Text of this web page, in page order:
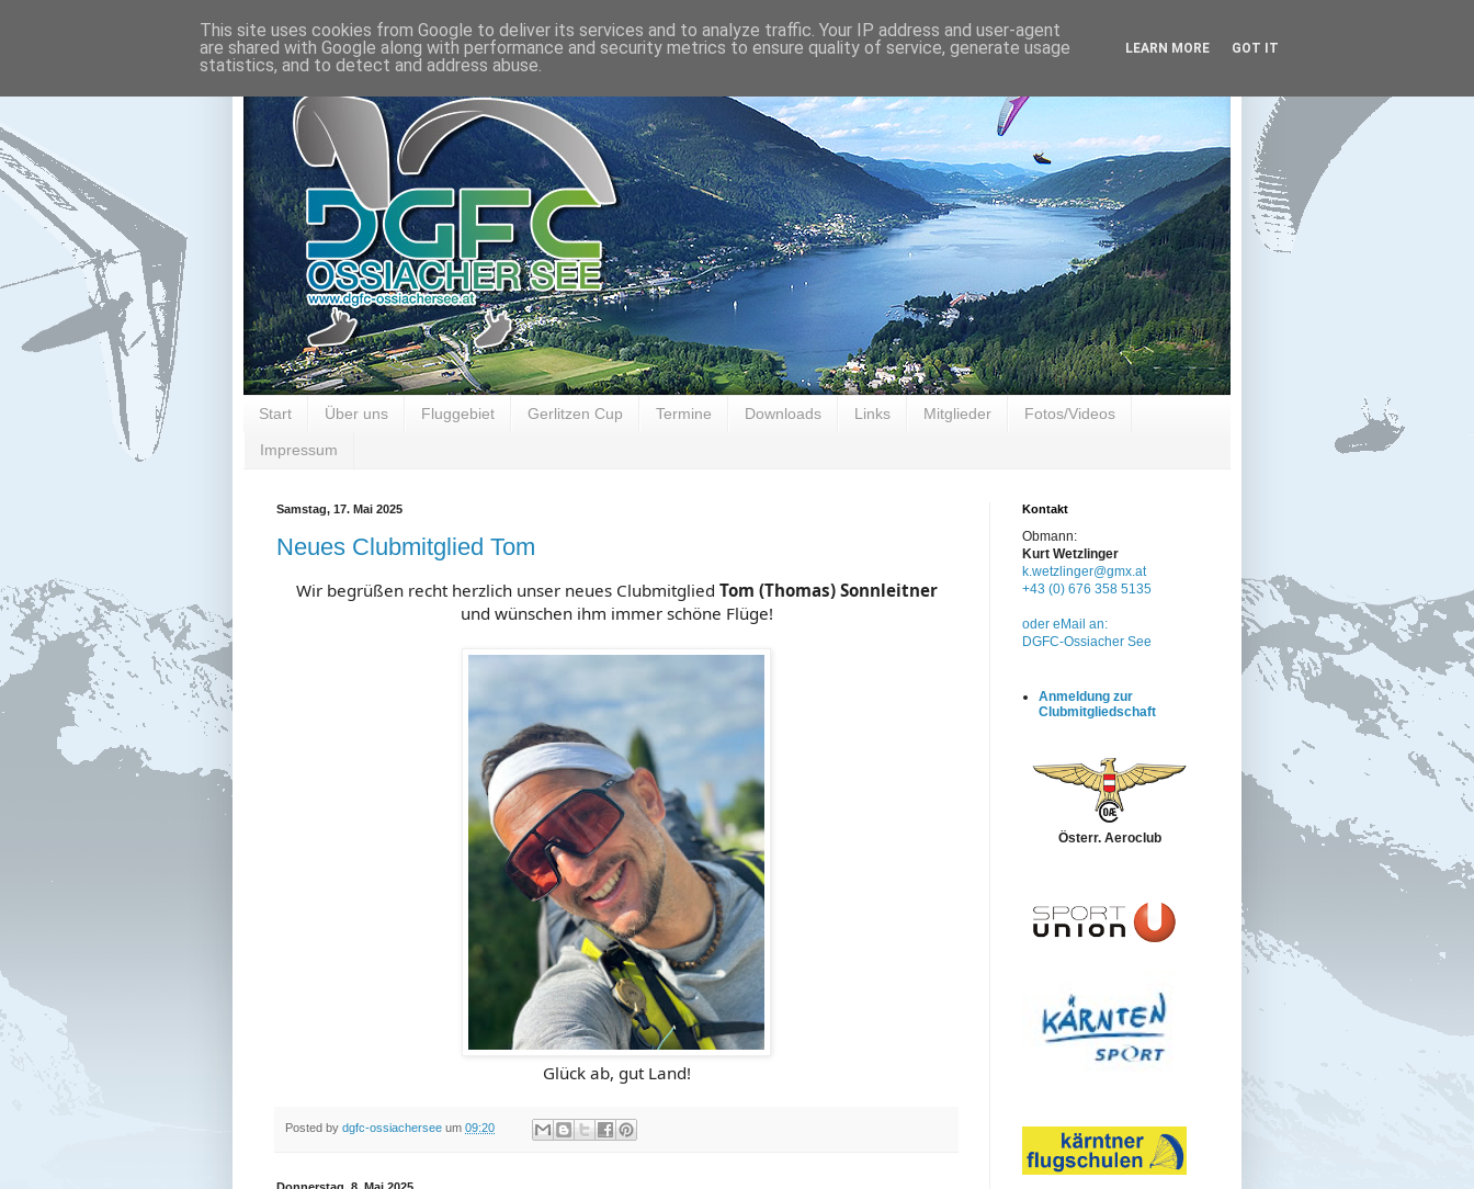
Start Über uns Fluggebiet Gerlitzen Cup Termine Downloads Links Mitglieder Fotos/Videos
Impressum
Samstag, 17. Mai 2025
Neues Clubmitglied Tom
Wir begrüßen recht herzlich unser neues Clubmitglied Tom (Thomas) Sonnleitner
und wünschen ihm immer schöne Flüge!
Glück ab, gut Land!
Posted by dgfc-ossiachersee um 09:20
Kontakt
Obmann:
Kurt Wetzlinger
k.wetzlinger@gmx.at
+43 (0) 676 358 5135
oder eMail an:
DGFC-Ossiacher See
Anmeldung zur
Clubmitgliedschaft
Österr. Aeroclub
This site uses cookies from Google to deliver its services and to analyze traffic. Your IP address and user-agent
are shared with Google along with performance and security metrics to ensure quality of service, generate usage
statistics, and to detect and address abuse.
LEARN MORE GOT IT